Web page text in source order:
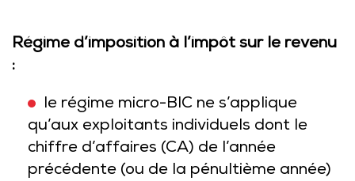
Régime d’imposition à l’impôt sur le revenu
:
le régime micro-BIC ne s’applique
qu’aux exploitants individuels dont le
chiffre d’affaires (CA) de l’année
précédente (ou de la pénultième année)